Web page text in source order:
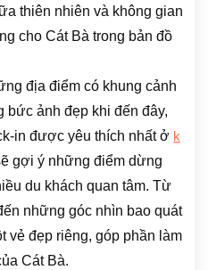
thiên nhiên và không gian
cho Cát Bà trong bản đồ
địa điểm có khung cảnh
ảnh đẹp khi đến đây,
in được yêu thích nhất ở k
gợi ý những điểm dừng
du khách quan tâm. Từ
những góc nhìn bao quát
vẻ đẹp riêng, góp phần làm
Cát Bà.